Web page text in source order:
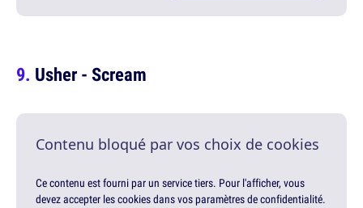
Usher - Scream
Contenu bloqué par vos choix de cookies
Ce contenu est fourni par un service tiers. Pour l'afficher, vous
devez accepter les cookies dans vos paramètres de confidentialité.